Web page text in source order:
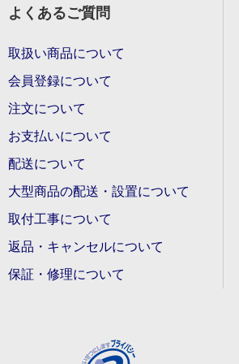
よくあるご質問
取扱い商品について
会員登録について
注文について
お支払いについて
配送について
大型商品の配送・設置について
取付工事について
返品・キャンセルについて
保証・修理について